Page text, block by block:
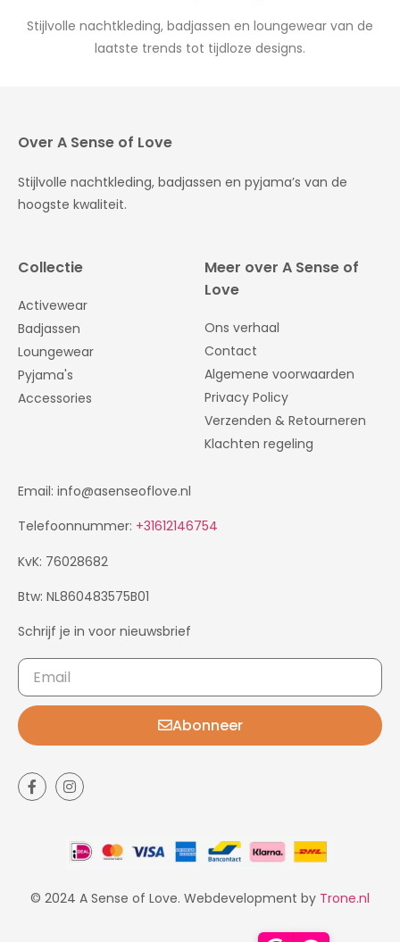
Stijlvolle nachtkleding, badjassen en loungewear van de
laatste trends tot tijdloze designs.
Over A Sense of Love
Stijlvolle nachtkleding, badjassen en pyjama’s van de
hoogste kwaliteit.
Collectie
Activewear
Badjassen
Loungewear
Pyjama's
Accessories
Meer over A Sense of
Love
Ons verhaal
Contact
Algemene voorwaarden
Privacy Policy
Verzenden & Retourneren
Klachten regeling
Email: info@asenseoflove.nl
Telefoonnummer: +31612146754
KvK: 76028682
Btw: NL860483575B01
Schrijf je in voor nieuwsbrief
Abonneer
© 2024 A Sense of Love. Webdevelopment by Trone.nl